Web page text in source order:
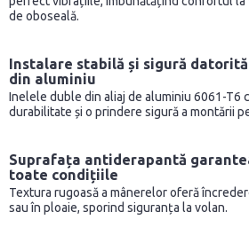
de oboseală.
Instalare stabilă și sigură
din aluminiu
Inelele duble din aliaj de aluminiu 6061-T6
durabilitate și o prindere sigură a montării
Suprafața antiderapantă
toate condițiile
Textura rugoasă a mânerelor oferă
sau în ploaie, sporind siguranța la volan.